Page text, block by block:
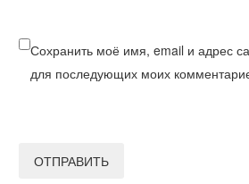
Сохранить моё имя, email и адрес
для последующих моих
ОТПРАВИТЬ